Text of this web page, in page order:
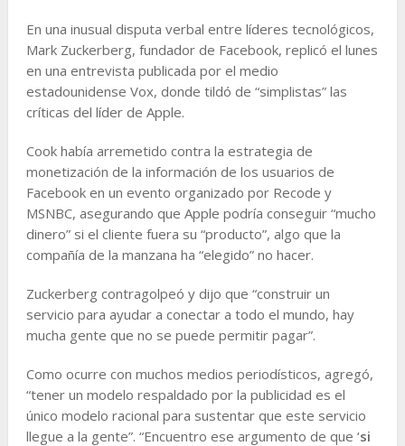
En una inusual disputa verbal entre líderes tecnológicos,
Mark Zuckerberg, fundador de Facebook, replicó el lunes
en una entrevista publicada por el medio
estadounidense Vox, donde tildó de “simplistas” las
críticas del líder de Apple.
Cook había arremetido contra la estrategia de
monetización de la información de los usuarios de
Facebook en un evento organizado por Recode y
MSNBC, asegurando que Apple podría conseguir “mucho
dinero” si el cliente fuera su “producto”, algo que la
compañía de la manzana ha “elegido” no hacer.
Zuckerberg contragolpeó y dijo que “construir un
servicio para ayudar a conectar a todo el mundo, hay
mucha gente que no se puede permitir pagar”.
Como ocurre con muchos medios periodísticos, agregó,
“tener un modelo respaldado por la publicidad es el
único modelo racional para sustentar que este servicio
llegue a la gente”. “Encuentro ese argumento de que ‘si